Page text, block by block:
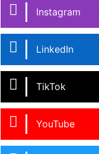
Instagram
LinkedIn
TikTok
YouTube